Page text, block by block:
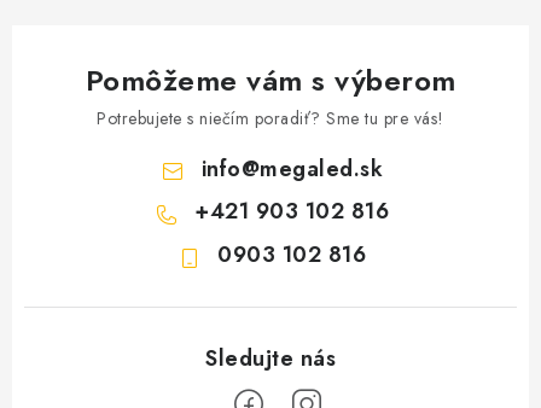
Pomôžeme vám s výberom
Potrebujete s niečím poradiť? Sme tu pre vás!
info@megaled.sk
+421 903 102 816
0903 102 816